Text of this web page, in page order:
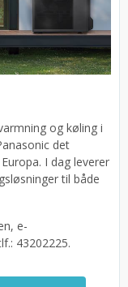
og køling i
det
I dag leverer
til både
e-
43202225.